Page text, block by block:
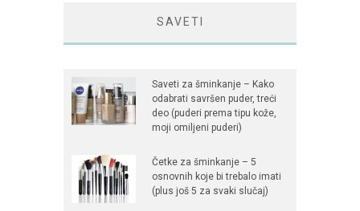
SAVETI
Saveti za šminkanje – Kako
odabrati savršen puder, treći
deo (puderi prema tipu kože,
moji omiljeni puderi)
Četke za šminkanje – 5
osnovnih koje bi trebalo imati
(plus još 5 za svaki slučaj)